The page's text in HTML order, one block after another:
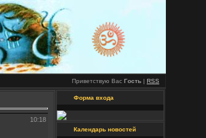
Приветствую Вас Гость | RSS
10:18
Форма входа
Календарь новостей